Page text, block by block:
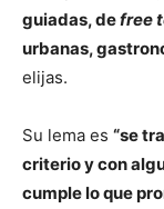
guiadas, defree
urbanas,
elijas.
Su lema es “se
criterio y con
cumple lo que